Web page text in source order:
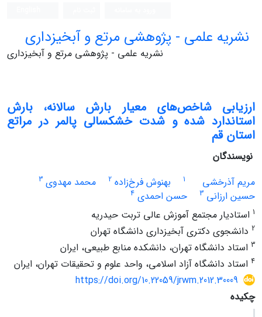
نشریه علمی - پژوهشی مرتع و آبخیزداری
نشریه علمی - پژوهشی مرتع و آبخیزداری
ارزیابی شاخص‌های معیار بارش سالانه، بارش
استاندارد شده و شدت خشکسالی پالمر در مراتع
استان قم
نویسندگان
مریم آذرخشی
1 بهنوش فرخ‌زاده 2 محمد مهدوی 3
حسین ارزانی 3 حسن احمدی 4
1 استادیار مجتمع آموزش عالی تربت حیدریه
2 دانشجوی دکتری آبخیزداری دانشگاه تهران
3 استاد دانشگاه تهران، دانشکده منابع طبیعی، ایران
4 استاد دانشگاه آزاد اسلامی، واحد علوم و تحقیقات تهران، ایران
https://doi.org/10.22059/jrwm.2012.30009
چکیده